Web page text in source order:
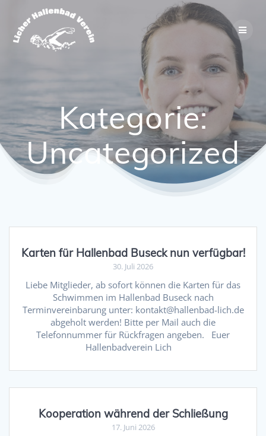
springen
Kategorie:
Uncategorized
Karten für Hallenbad Buseck nun verfügbar!
30. Juli 2026
Liebe Mitglieder, ab sofort können die Karten für das
Schwimmen im Hallenbad Buseck nach
Terminvereinbarung unter: kontakt@hallenbad-lich.de
abgeholt werden! Bitte per Mail auch die
Telefonnummer für Rückfragen angeben. Euer
Hallenbadverein Lich
Kooperation während der Schließung
17. Juni 2026